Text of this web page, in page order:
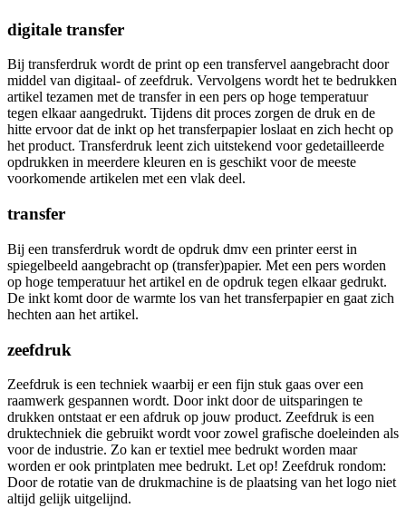
digitale transfer
Bij transferdruk wordt de print op een transfervel aangebracht door
middel van digitaal- of zeefdruk. Vervolgens wordt het te bedrukken
artikel tezamen met de transfer in een pers op hoge temperatuur
tegen elkaar aangedrukt. Tijdens dit proces zorgen de druk en de
hitte ervoor dat de inkt op het transferpapier loslaat en zich hecht op
het product. Transferdruk leent zich uitstekend voor gedetailleerde
opdrukken in meerdere kleuren en is geschikt voor de meeste
voorkomende artikelen met een vlak deel.
transfer
Bij een transferdruk wordt de opdruk dmv een printer eerst in
spiegelbeeld aangebracht op (transfer)papier. Met een pers worden
op hoge temperatuur het artikel en de opdruk tegen elkaar gedrukt.
De inkt komt door de warmte los van het transferpapier en gaat zich
hechten aan het artikel.
zeefdruk
Zeefdruk is een techniek waarbij er een fijn stuk gaas over een
raamwerk gespannen wordt. Door inkt door de uitsparingen te
drukken ontstaat er een afdruk op jouw product. Zeefdruk is een
druktechniek die gebruikt wordt voor zowel grafische doeleinden als
voor de industrie. Zo kan er textiel mee bedrukt worden maar
worden er ook printplaten mee bedrukt. Let op! Zeefdruk rondom:
Door de rotatie van de drukmachine is de plaatsing van het logo niet
altijd gelijk uitgelijnd.